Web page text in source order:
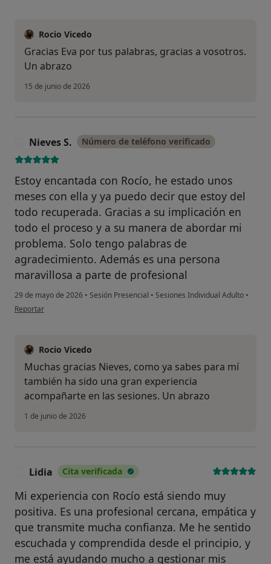
Rocio Vicedo
Gracias Eva por tus palabras, gracias a vosotros.
Un abrazo
15 de junio de 2026
Nieves S. Número de teléfono verificado
Estoy encantada con Rocío, he estado unos
meses con ella y ya puedo decir que estoy del
todo recuperada. Gracias a su implicación en
todo el proceso y a su manera de abordar mi
problema. Solo tengo palabras de
agradecimiento. Además es una persona
maravillosa a parte de profesional
29 de mayo de 2026 • Sesión Presencial • Sesiones Individual Adulto •
en opinión del usuario Nieves S.
Reportar
Rocio Vicedo
Muchas gracias Nieves, como ya sabes para mí
también ha sido una gran experiencia
acompañarte en las sesiones. Un abrazo
1 de junio de 2026
Lidia Cita verificada
Mi experiencia con Rocío está siendo muy
positiva. Es una profesional cercana, empática y
que transmite mucha confianza. Me he sentido
escuchada y comprendida desde el principio, y
me está ayudando mucho a gestionar mis